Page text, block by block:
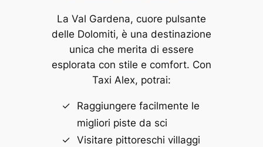
La Val Gardena, cuore pulsante
delle Dolomiti, è una destinazione
unica che merita di essere
esplorata con stile e comfort. Con
Taxi Alex, potrai:
Raggiungere facilmente le
migliori piste da sci
Visitare pittoreschi villaggi